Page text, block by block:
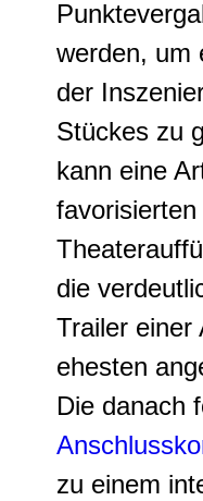
werden, um
der
Stückes zu
kann eine
die
Trailer einer
ehesten
Die danach
zu einem